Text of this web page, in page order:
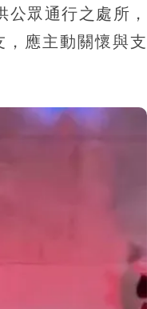
眾通行之處所，
應主動關懷與支